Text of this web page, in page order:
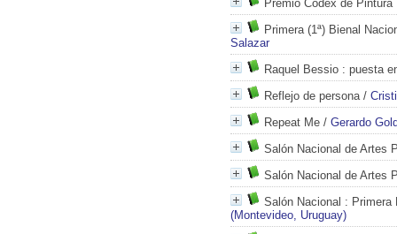
Premio Codex de Pintura
Primera (1ª) Bienal
Salazar
Raquel Bessio : puesta
Reflejo de persona/
Repeat Me / Gerardo
Salón Nacional de Artes
Salón Nacional de Artes
Salón Nacional : Primera
(Montevideo, Uruguay)